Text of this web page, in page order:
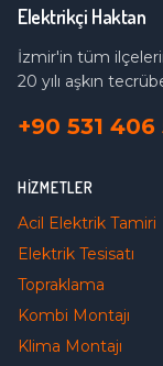
Elektrikçi Haktan
İzmir'in tüm
20 yılı aşkın
+90 531 406
HIZMETLER
Acil Elektrik Tamiri
Elektrik Tesisatı
Topraklama
Kombi Montajı
Klima Montajı